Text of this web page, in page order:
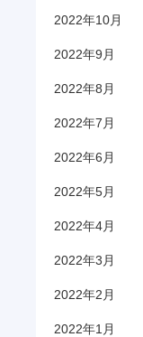
2022年10月
2022年9月
2022年8月
2022年7月
2022年6月
2022年5月
2022年4月
2022年3月
2022年2月
2022年1月